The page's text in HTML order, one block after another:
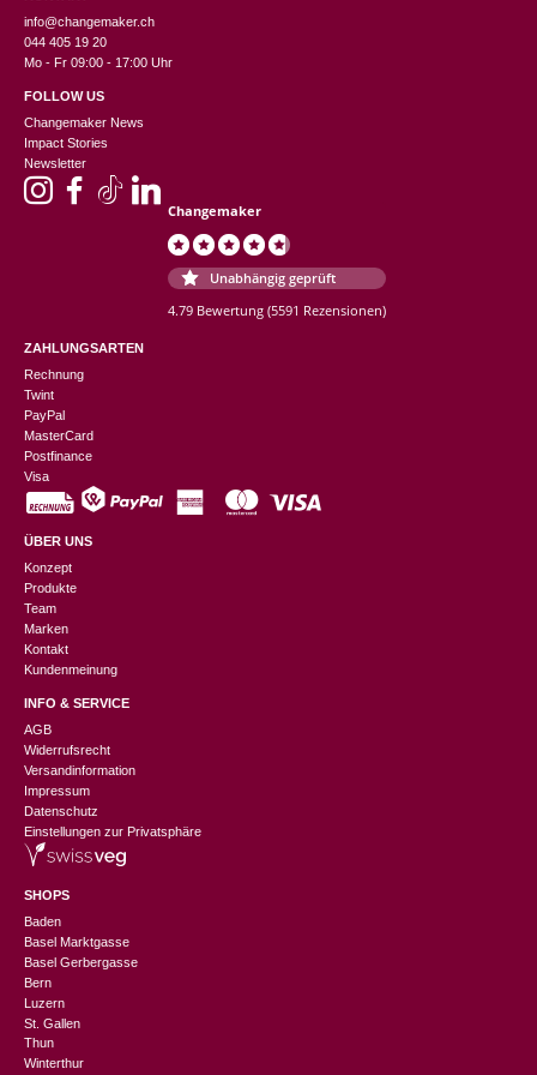
info@changemaker.ch
044 405 19 20
Mo - Fr 09:00 - 17:00 Uhr
FOLLOW US
Changemaker News
Impact Stories
Newsletter
Changemaker
Unabhängig geprüft
4.79 Bewertung (5591 Rezensionen)
ZAHLUNGSARTEN
Rechnung
Twint
PayPal
MasterCard
Postfinance
Visa
ÜBER UNS
Konzept
Produkte
Team
Marken
Kontakt
Kundenmeinung
INFO & SERVICE
AGB
Widerrufsrecht
Versandinformation
Impressum
Datenschutz
Einstellungen zur Privatsphäre
SHOPS
Baden
Basel Marktgasse
Basel Gerbergasse
Bern
Luzern
St. Gallen
Thun
Winterthur